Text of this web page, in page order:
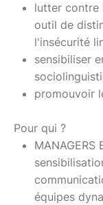
lutter contre
outil de
l'insécurité
sensibiliser
promouvoir
Pour qui ?
MANAGERS
équipes